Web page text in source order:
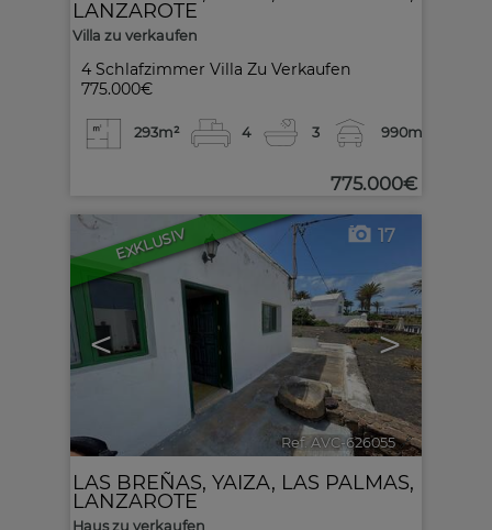
4 Schlafzimmer Villa Zu Verkaufen
775.000€
LANZAROTE
Villa zu verkaufen
293m² 4 3 990m²
775.000€
EXKLUSIV
< >
17
Ref. AVC-626055 🔗
LAS BREÑAS, YAIZA, LAS PALMAS,
LANZAROTE
Haus zu verkaufen